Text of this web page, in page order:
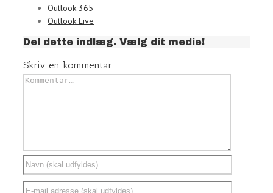
Outlook 365
Outlook Live
Del dette indlæg. Vælg dit medie!
Facebook
Twitter
Linkedin
Reddit
Tumblr
Google+
Pinterest
Vk
Email
Skriv en kommentar
Kommentar